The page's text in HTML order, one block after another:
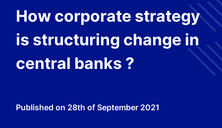
How corporate strategy
is structuring change in
central banks ?
Published on 28th of September 2021